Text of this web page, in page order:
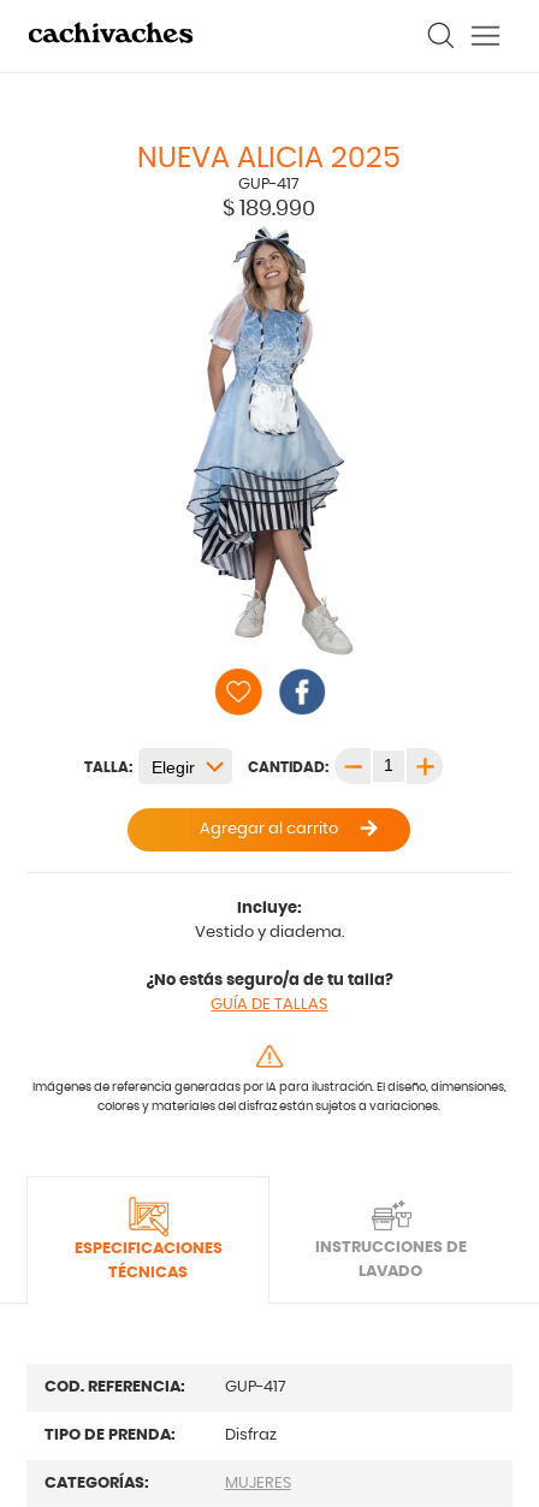
diadema. | Disfraz Nueva Alicia 2025 | GUP-417" />
NUEVA ALICIA 2025
GUP-417
$ 189.990
TALLA: CANTIDAD:
Agregar al carrito
Incluye:
Vestido y diadema.
¿No estás seguro/a de tu talla?
GUÍA DE TALLAS
Imágenes de referencia generadas por IA para ilustración. El diseño, dimensiones,
colores y materiales del disfraz están sujetos a variaciones.
ESPECIFICACIONES
TÉCNICAS
INSTRUCCIONES DE
LAVADO
COD. REFERENCIA: GUP-417
TIPO DE PRENDA: Disfraz
CATEGORÍAS: MUJERES